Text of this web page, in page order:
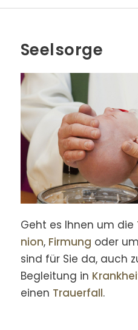
Seelsorge
Geht es Ihnen um die
nion, Firmung oder
sind für Sie da, auch
Begleitung in
einen Trauer­fall.